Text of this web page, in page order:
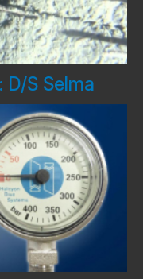
D/S Selma